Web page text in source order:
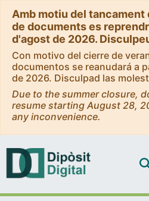
Amb motiu del
de documents es
d'agost de 2026.
Con motivo del cierre de
documentos se reanudará a
de 2026. Disculpad las
Due to the summer closure,
resume starting August 28,
any inconvenience.